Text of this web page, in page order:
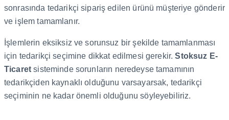
sonrasında tedarikçi sipariş edilen ürünü müşteriye gönderir
ve işlem tamamlanır.
İşlemlerin eksiksiz ve sorunsuz bir şekilde tamamlanması
için tedarikçi seçimine dikkat edilmesi gerekir.Stoksuz E-
Ticaret sisteminde sorunların neredeyse tamamının
tedarikçiden kaynaklı olduğunu varsayarsak, tedarikçi
seçiminin ne kadar önemli olduğunu söyleyebiliriz.